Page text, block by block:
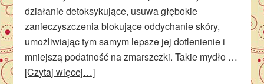
działanie detoksykujące, usuwa głębokie
zanieczyszczenia blokujące oddychanie skóry,
umożliwiając tym samym lepsze jej dotlenienie i
mniejszą podatność na zmarszczki. Takie mydło …
[Czytaj więcej…]